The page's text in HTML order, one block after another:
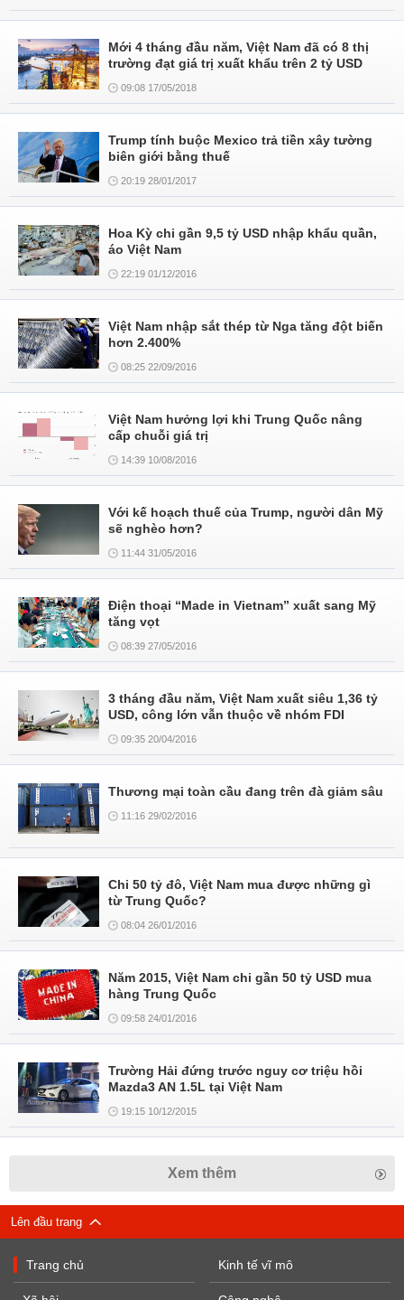
Mới 4 tháng đầu năm, Việt Nam đã có 8 thị
trường đạt giá trị xuất khẩu trên 2 tỷ USD
09:08 17/05/2018
Trump tính buộc Mexico trả tiền xây tường
biên giới bằng thuế
20:19 28/01/2017
Hoa Kỳ chi gần 9,5 tỷ USD nhập khẩu quần,
áo Việt Nam
22:19 01/12/2016
Việt Nam nhập sắt thép từ Nga tăng đột biến
hơn 2.400%
08:25 22/09/2016
Việt Nam hưởng lợi khi Trung Quốc nâng
cấp chuỗi giá trị
14:39 10/08/2016
Với kế hoạch thuế của Trump, người dân Mỹ
sẽ nghèo hơn?
11:44 31/05/2016
Điện thoại “Made in Vietnam” xuất sang Mỹ
tăng vọt
08:39 27/05/2016
3 tháng đầu năm, Việt Nam xuất siêu 1,36 tỷ
USD, công lớn vẫn thuộc về nhóm FDI
09:35 20/04/2016
Thương mại toàn cầu đang trên đà giảm sâu
11:16 29/02/2016
Chi 50 tỷ đô, Việt Nam mua được những gì
từ Trung Quốc?
08:04 26/01/2016
Năm 2015, Việt Nam chi gần 50 tỷ USD mua
hàng Trung Quốc
09:58 24/01/2016
Trường Hải đứng trước nguy cơ triệu hồi
Mazda3 AN 1.5L tại Việt Nam
19:15 10/12/2015
Xem thêm
Lên đầu trang
Trang chủ Kinh tế vĩ mô